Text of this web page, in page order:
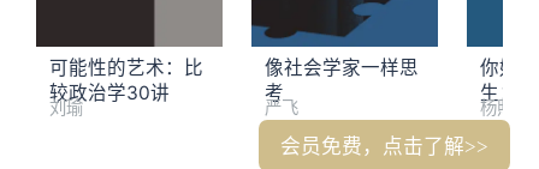
会员免费，点击了解>>
可能性的艺术：比
较政治学30讲
刘瑜
像社会学家一样思
考
严飞
你好
生：
造的
杨照